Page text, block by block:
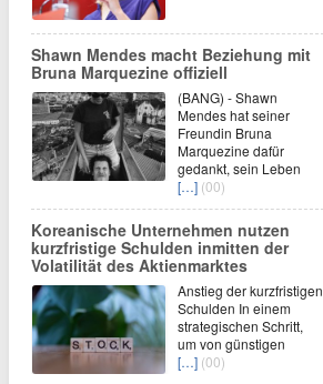
Shawn Mendes macht Beziehung mit
Bruna Marquezine offiziell
(BANG) - Shawn
Mendes hat seiner
Freundin Bruna
Marquezine dafür
gedankt, sein Leben
[…] (00)
Koreanische Unternehmen nutzen
kurzfristige Schulden inmitten der
Volatilität des Aktienmarktes
Anstieg der kurzfristigen
Schulden In einem
strategischen Schritt,
um von günstigen
[…] (00)